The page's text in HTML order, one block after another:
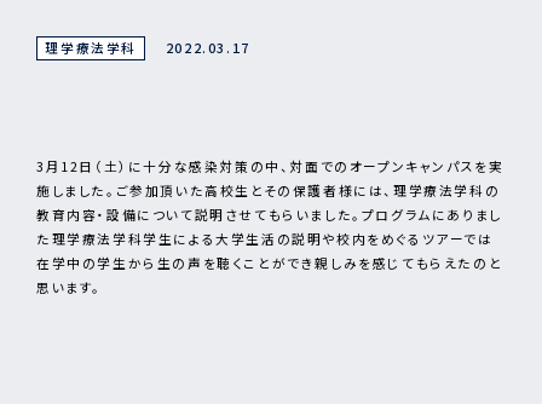
理学療法学科 2022.03.17
3月12日（土）に十分な感染対策の中、対面でのオープンキャンパスを実
施しました。ご参加頂いた高校生とその保護者様には、理学療法学科の
教育内容・設備について説明させてもらいました。プログラムにありまし
た理学療法学科学生による大学生活の説明や校内をめぐるツアーでは
在学中の学生から生の声を聴くことができ親しみを感じてもらえたのと
思います。